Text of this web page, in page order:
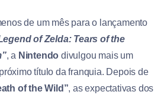
de um mês para o lançamento
of Zelda: Tears of the
, a Nintendo divulgou mais um
título da franquia. Depois de
of the Wild”, as expectativas dos